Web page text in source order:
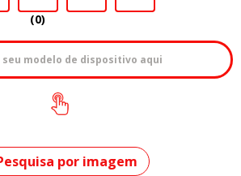
(0)
Como encontrar
o seu modelo?
por imagem